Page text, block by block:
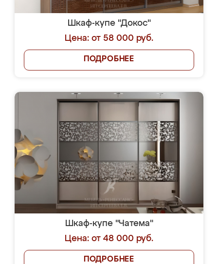
Шкаф-купе "Докос"
Цена: от 58 000 руб.
ПОДРОБНЕЕ
Шкаф-купе "Чатема"
Цена: от 48 000 руб.
ПОДРОБНЕЕ